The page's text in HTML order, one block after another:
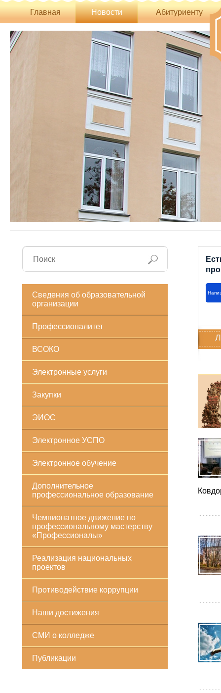
Главная Новости Абитуриенту
Сведения об образовательной
организации
Профессионалитет
ВСОКО
Электронные услуги
Закупки
ЭИОС
Электронное УСПО
Электронное обучение
Дополнительное
профессиональное образование
Чемпионатное движение по
профессиональному мастерству
«Профессионалы»
Реализация национальных
проектов
Противодействие коррупции
Наши достижения
СМИ о колледже
Публикации